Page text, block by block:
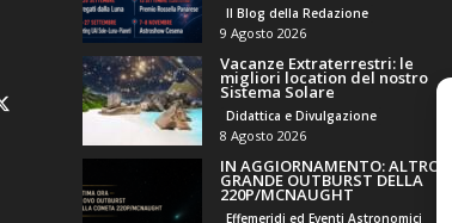
Il Blog della Redazione
9 Agosto 2026
Vacanze Extraterrestri: le
migliori location del nostro
Sistema Solare
Didattica e Divulgazione
8 Agosto 2026
IN AGGIORNAMENTO: ALTRO
GRANDE OUTBURST DELLA
220P/MCNAUGHT
Effemeridi ed Eventi Astronomici